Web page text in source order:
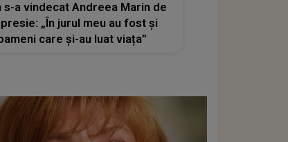
s-a vindecat Andreea Marin de
„În jurul meu au fost și
care și-au luat viața”